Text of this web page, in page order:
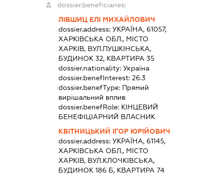
dossier.beneficiaries:
ЛІВШИЦ ЕЛІ МИХАЙЛОВИЧ
dossier.address: УКРАЇНА, 61057,
ХАРКІВСЬКА ОБЛ., МІСТО
ХАРКІВ, ВУЛ.ПУШКІНСЬКА,
БУДИНОК 32, КВАРТИРА 35
dossier.nationality: Україна
dossier.benefInterest: 26.3
dossier.benefType: Прямий
вирішальний вплив
dossier.benefRole: КІНЦЕВИЙ
БЕНЕФІЦІАРНИЙ ВЛАСНИК
КВІТНИЦЬКИЙ ІГОР ЮРІЙОВИЧ
dossier.address: УКРАЇНА, 61145,
ХАРКІВСЬКА ОБЛ., МІСТО
ХАРКІВ, ВУЛ.КЛОЧКІВСЬКА,
БУДИНОК 186 Б, КВАРТИРА 74